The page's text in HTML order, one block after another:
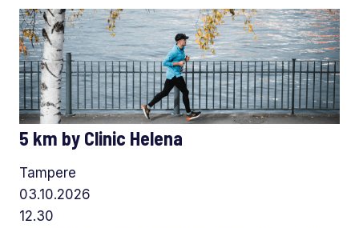
5 km by Clinic Helena
Tampere
03.10.2026
12.30